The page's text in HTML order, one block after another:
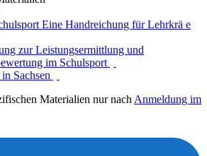
Eine Handreichung für Lehrkrä e
zur Leistungsermittlung und
im Schulsport
Sachsen
Materialien nur nach Anmeldung im